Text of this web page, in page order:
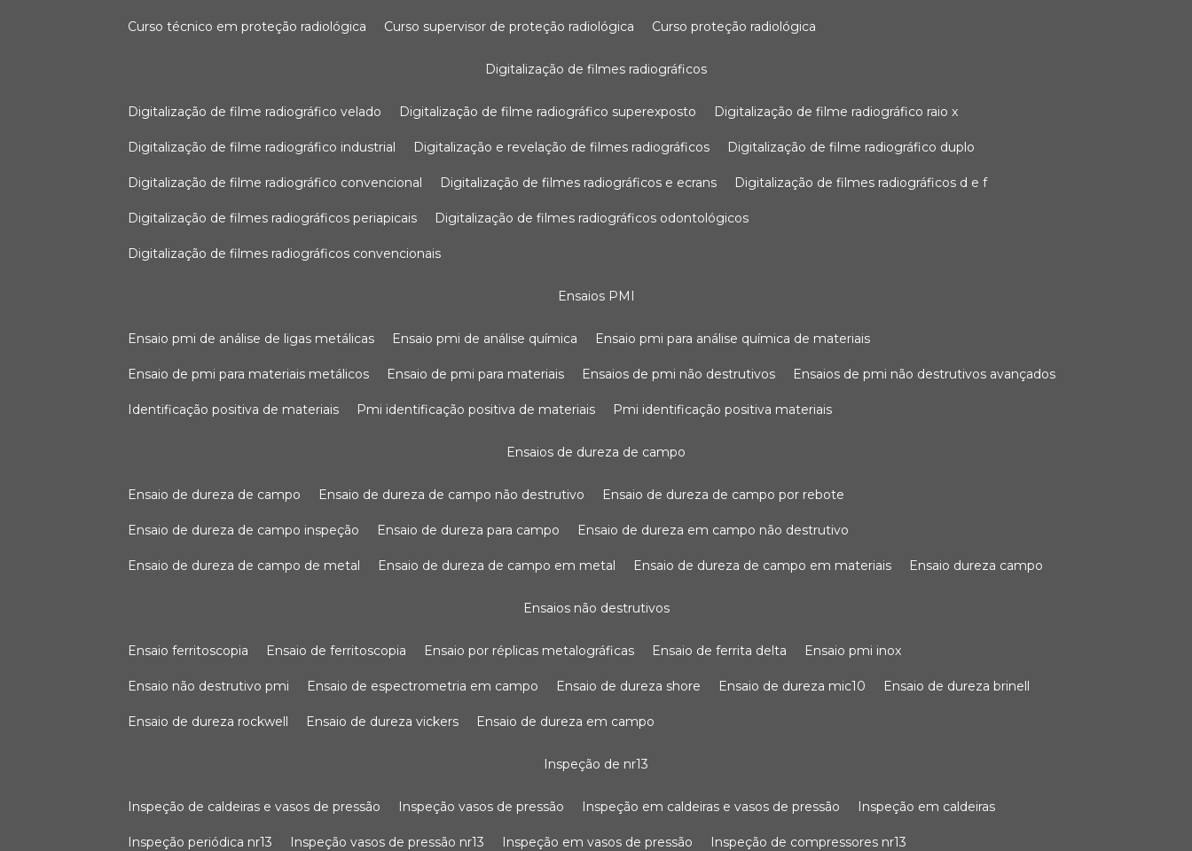
curso técnico em proteção radiológica curso supervisor de proteção radiológica curso proteção radiológica
digitalização de filmes radiográficos
digitalização de filme radiográfico velado digitalização de filme radiográfico superexposto digitalização de filme radiográfico raio x
digitalização de filme radiográfico industrial digitalização e revelação de filmes radiográficos digitalização de filme radiográfico duplo
digitalização de filme radiográfico convencional digitalização de filmes radiográficos e ecrans digitalização de filmes radiográficos d e f
digitalização de filmes radiográficos periapicais digitalização de filmes radiográficos odontológicos
digitalização de filmes radiográficos convencionais
ensaios PMI
ensaio pmi de análise de ligas metálicas ensaio pmi de análise química ensaio pmi para análise química de materiais
ensaio de pmi para materiais metálicos ensaio de pmi para materiais ensaios de pmi não destrutivos ensaios de pmi não destrutivos avançados
identificação positiva de materiais pmi identificação positiva de materiais pmi identificação positiva materiais
ensaios de dureza de campo
ensaio de dureza de campo ensaio de dureza de campo não destrutivo ensaio de dureza de campo por rebote
ensaio de dureza de campo inspeção ensaio de dureza para campo ensaio de dureza em campo não destrutivo
ensaio de dureza de campo de metal ensaio de dureza de campo em metal ensaio de dureza de campo em materiais ensaio dureza campo
ensaios não destrutivos
ensaio ferritoscopia ensaio de ferritoscopia ensaio por réplicas metalográficas ensaio de ferrita delta ensaio pmi inox
ensaio não destrutivo pmi ensaio de espectrometria em campo ensaio de dureza shore ensaio de dureza mic10 ensaio de dureza brinell
ensaio de dureza rockwell ensaio de dureza vickers ensaio de dureza em campo
inspeção de nr13
inspeção de caldeiras e vasos de pressão inspeção vasos de pressão inspeção em caldeiras e vasos de pressão inspeção em caldeiras
inspeção periódica nr13 inspeção vasos de pressão nr13 inspeção em vasos de pressão inspeção de compressores nr13